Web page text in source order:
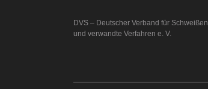
DVS – Deutscher Verband für Schweißen
und verwandte Verfahren e. V.